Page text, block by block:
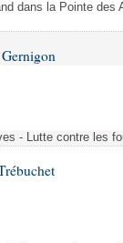
dans la Pointe des
- Lutte contre les